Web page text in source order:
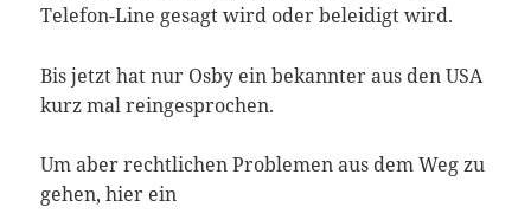
Telefon-Line gesagt wird oder beleidigt wird.
Bis jetzt hat nur Osby ein bekannter aus den USA
kurz mal reingesprochen.
Um aber rechtlichen Problemen aus dem Weg zu
gehen, hier ein